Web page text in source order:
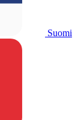
Suomi